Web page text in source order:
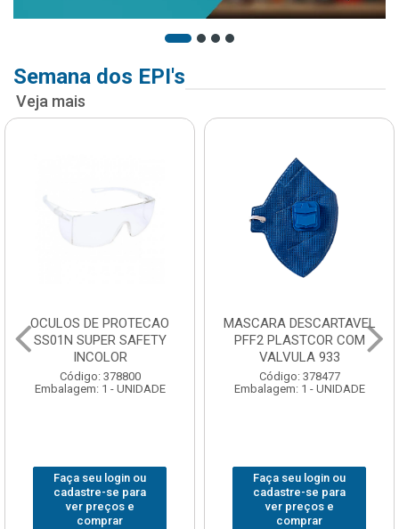
Semana dos EPI's
Veja mais
OCULOS DE PROTECAO
SS01N SUPER SAFETY
INCOLOR
Código: 378800
Embalagem: 1 - UNIDADE
Faça seu login ou
cadastre-se para
ver preços e
comprar
MASCARA DESCARTAVEL
PFF2 PLASTCOR COM
VALVULA 933
Código: 378477
Embalagem: 1 - UNIDADE
Faça seu login ou
cadastre-se para
ver preços e
comprar